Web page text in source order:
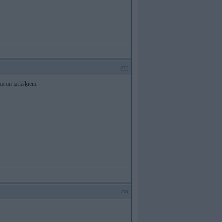
#12
un tarkšķiem.
#13